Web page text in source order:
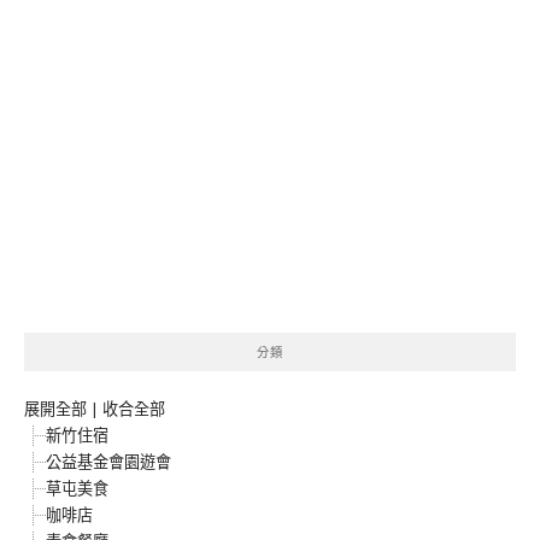
分類
展開全部 | 收合全部
新竹住宿
公益基金會園遊會
草屯美食
咖啡店